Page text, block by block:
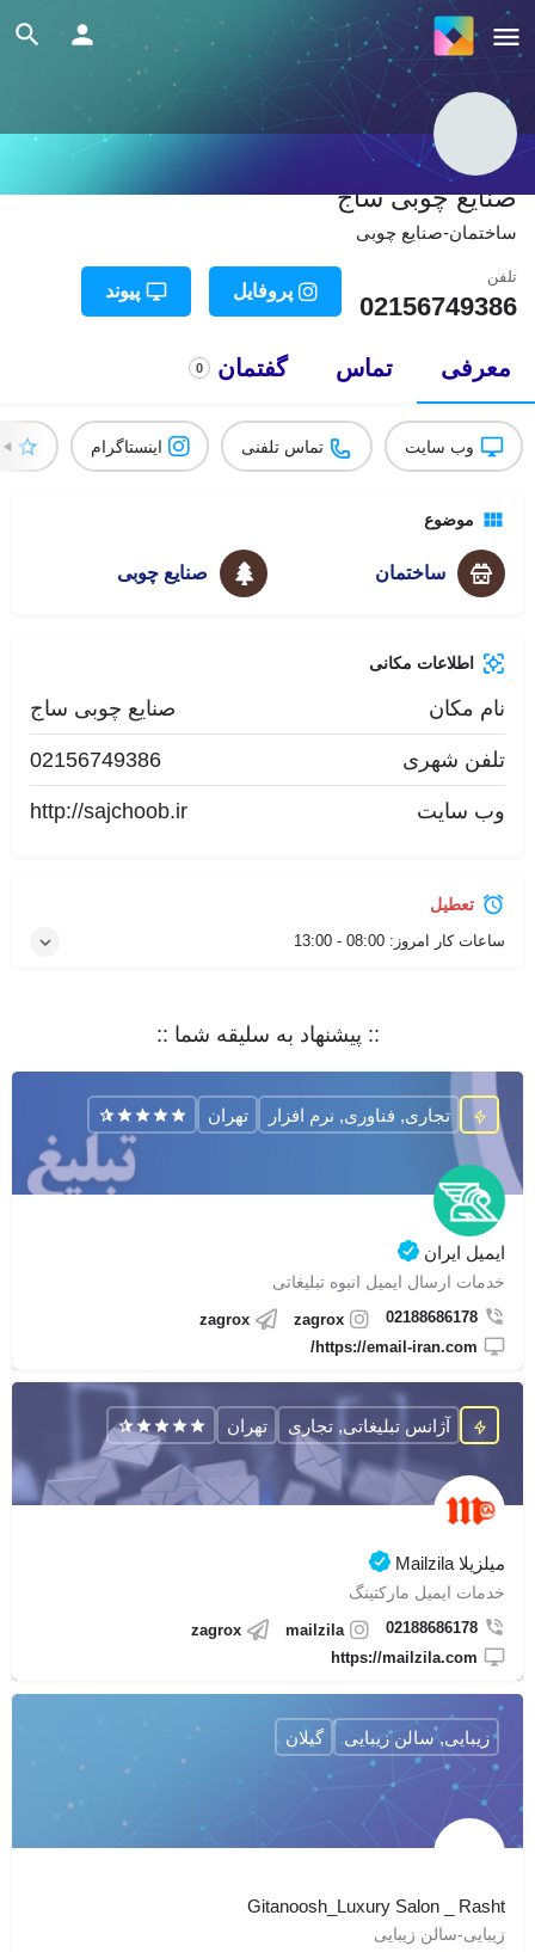
صنایع چوبی ساج
ساختمان-صنایع چوبی
تلفن
02156749386
پروفایل پیوند
معرفی تماس گفتمان 0
وب سایت تماس تلفنی اینستاگرام
موضوع
ساختمان صنایع چوبی
اطلاعات مکانی
نام مکان صنایع چوبی ساج
تلفن شهری 02156749386
وب سایت http://sajchoob.ir
تعطیل
ساعات کار امروز: 08:00 - 13:00
:: پیشنهاد به سلیقه شما ::
ایمیل ایران
خدمات ارسال ایمیل انبوه تبلیغاتی
02188686178
zagrox
zagrox
https://email-iran.com/
تجاری, فناوری, نرم افزار تهران
میلزیلا Mailzila
خدمات ایمیل مارکتینگ
02188686178
mailzila
zagrox
https://mailzila.com
آژانس تبلیغاتی, تجاری تهران
Gitanoosh_Luxury Salon _ Rasht
زیبایی-سالن زیبایی
زیبایی, سالن زیبایی گیلان